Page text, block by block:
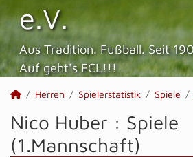
e.V.
Aus Tradition. Fußball. Seit
Auf geht's FCL!!!
Herren Spielerstatistik Spiele
Nico Huber : Spiele
(1.Mannschaft)